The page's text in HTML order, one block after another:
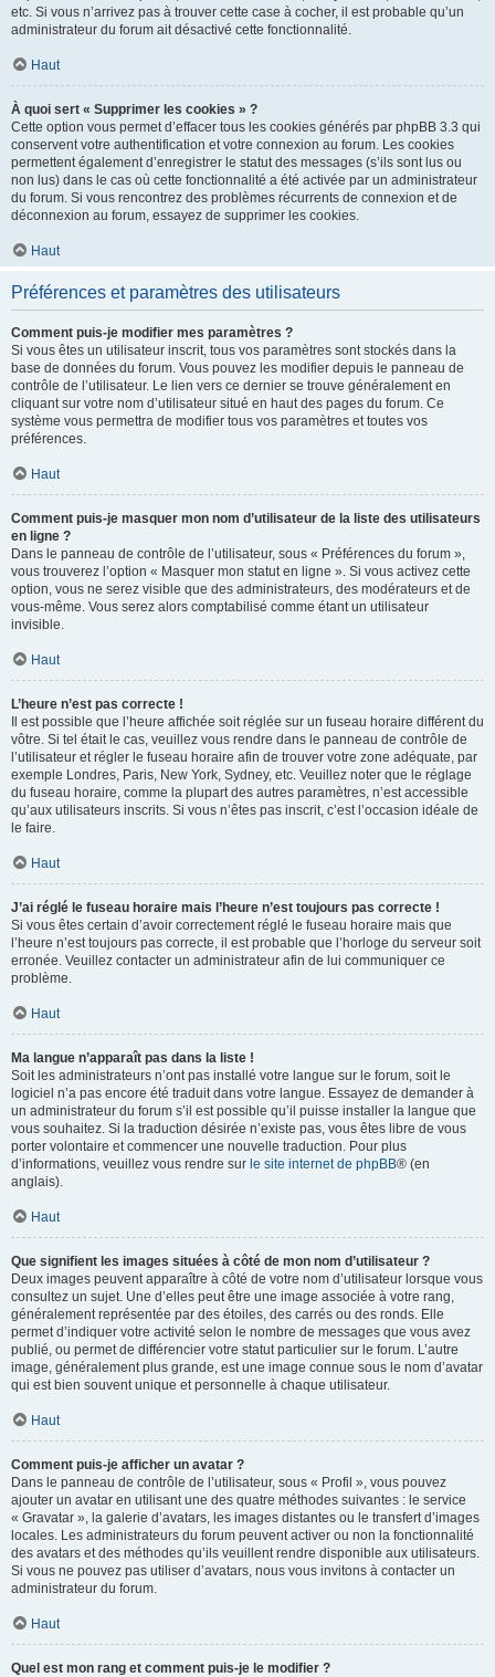
etc. Si vous n’arrivez pas à trouver cette case à cocher, il est probable qu’un
administrateur du forum ait désactivé cette fonctionnalité.
Haut
À quoi sert « Supprimer les cookies » ?
Cette option vous permet d’effacer tous les cookies générés par phpBB 3.3 qui
conservent votre authentification et votre connexion au forum. Les cookies
permettent également d’enregistrer le statut des messages (s’ils sont lus ou
non lus) dans le cas où cette fonctionnalité a été activée par un administrateur
du forum. Si vous rencontrez des problèmes récurrents de connexion et de
déconnexion au forum, essayez de supprimer les cookies.
Haut
Préférences et paramètres des utilisateurs
Comment puis-je modifier mes paramètres ?
Si vous êtes un utilisateur inscrit, tous vos paramètres sont stockés dans la
base de données du forum. Vous pouvez les modifier depuis le panneau de
contrôle de l’utilisateur. Le lien vers ce dernier se trouve généralement en
cliquant sur votre nom d’utilisateur situé en haut des pages du forum. Ce
système vous permettra de modifier tous vos paramètres et toutes vos
préférences.
Haut
Comment puis-je masquer mon nom d’utilisateur de la liste des utilisateurs
en ligne ?
Dans le panneau de contrôle de l’utilisateur, sous « Préférences du forum »,
vous trouverez l’option « Masquer mon statut en ligne ». Si vous activez cette
option, vous ne serez visible que des administrateurs, des modérateurs et de
vous-même. Vous serez alors comptabilisé comme étant un utilisateur
invisible.
Haut
L’heure n’est pas correcte !
Il est possible que l’heure affichée soit réglée sur un fuseau horaire différent du
vôtre. Si tel était le cas, veuillez vous rendre dans le panneau de contrôle de
l’utilisateur et régler le fuseau horaire afin de trouver votre zone adéquate, par
exemple Londres, Paris, New York, Sydney, etc. Veuillez noter que le réglage
du fuseau horaire, comme la plupart des autres paramètres, n’est accessible
qu’aux utilisateurs inscrits. Si vous n’êtes pas inscrit, c’est l’occasion idéale de
le faire.
Haut
J’ai réglé le fuseau horaire mais l’heure n’est toujours pas correcte !
Si vous êtes certain d’avoir correctement réglé le fuseau horaire mais que
l’heure n’est toujours pas correcte, il est probable que l’horloge du serveur soit
erronée. Veuillez contacter un administrateur afin de lui communiquer ce
problème.
Haut
Ma langue n’apparaît pas dans la liste !
Soit les administrateurs n’ont pas installé votre langue sur le forum, soit le
logiciel n’a pas encore été traduit dans votre langue. Essayez de demander à
un administrateur du forum s’il est possible qu’il puisse installer la langue que
vous souhaitez. Si la traduction désirée n’existe pas, vous êtes libre de vous
porter volontaire et commencer une nouvelle traduction. Pour plus
d’informations, veuillez vous rendre sur le site internet de phpBB® (en
anglais).
Haut
Que signifient les images situées à côté de mon nom d’utilisateur ?
Deux images peuvent apparaître à côté de votre nom d’utilisateur lorsque vous
consultez un sujet. Une d’elles peut être une image associée à votre rang,
généralement représentée par des étoiles, des carrés ou des ronds. Elle
permet d’indiquer votre activité selon le nombre de messages que vous avez
publié, ou permet de différencier votre statut particulier sur le forum. L’autre
image, généralement plus grande, est une image connue sous le nom d’avatar
qui est bien souvent unique et personnelle à chaque utilisateur.
Haut
Comment puis-je afficher un avatar ?
Dans le panneau de contrôle de l’utilisateur, sous « Profil », vous pouvez
ajouter un avatar en utilisant une des quatre méthodes suivantes : le service
« Gravatar », la galerie d’avatars, les images distantes ou le transfert d’images
locales. Les administrateurs du forum peuvent activer ou non la fonctionnalité
des avatars et des méthodes qu’ils veuillent rendre disponible aux utilisateurs.
Si vous ne pouvez pas utiliser d’avatars, nous vous invitons à contacter un
administrateur du forum.
Haut
Quel est mon rang et comment puis-je le modifier ?